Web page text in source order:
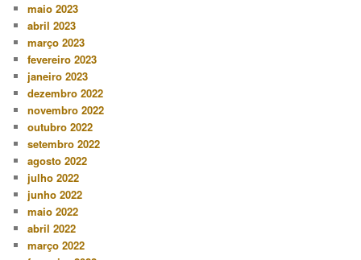
maio 2023
abril 2023
março 2023
fevereiro 2023
janeiro 2023
dezembro 2022
novembro 2022
outubro 2022
setembro 2022
agosto 2022
julho 2022
junho 2022
maio 2022
abril 2022
março 2022